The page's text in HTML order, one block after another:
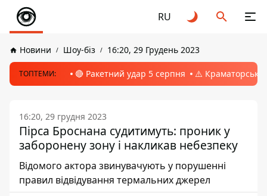
RU
Новини Шоу-біз 16:20, 29 Грудень 2023
ТОПТЕМИ: 🔴 Ракетний удар 5 серпня ⚠️ Краматорськ,
16:20, 29 грудня 2023
Пірса Броснана судитимуть: проник у
заборонену зону і накликав небезпеку
Відомого актора звинувачують у порушенні
правил відвідування термальних джерел